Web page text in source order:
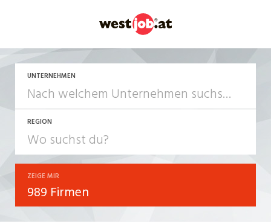
UNTERNEHMEN
REGION
ZEIGE MIR
989 Firmen